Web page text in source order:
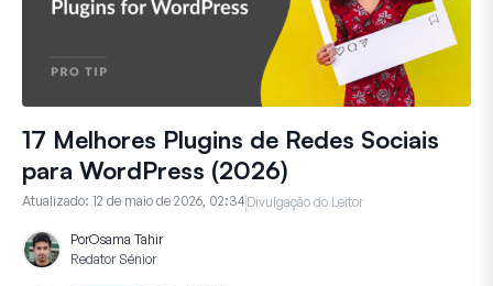
17 Melhores Plugins de Redes Sociais
para WordPress (2026)
Atualizado: 12 de maio de 2026, 02:34 Divulgação do Leitor
PorOsama Tahir
Redator Sénior